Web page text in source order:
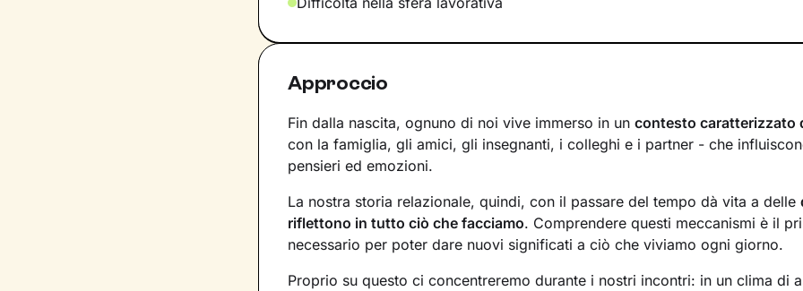
Approccio
Fin dalla nascita, ognuno di noi vive immerso in un contesto caratterizzato
con la famiglia, gli amici, gli insegnanti, i colleghi e i partner - che
pensieri ed emozioni.
La nostra storia relazionale, quindi, con il passare del tempo dà vita a delle
riflettono in tutto ciò che facciamo. Comprendere questi meccanismi è il
necessario per poter dare nuovi significati a ciò che viviamo ogni giorno.
Proprio su questo ci concentreremo durante i nostri incontri: in un clima di